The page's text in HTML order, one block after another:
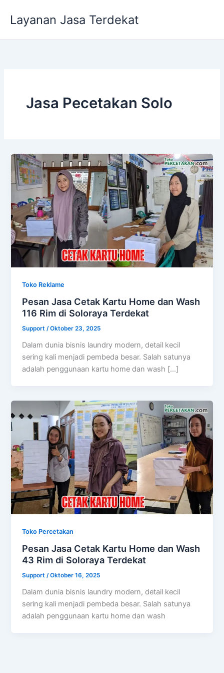
Layanan Jasa Terdekat
Jasa Pecetakan Solo
Toko Reklame
Pesan Jasa Cetak Kartu Home dan Wash
116 Rim di Soloraya Terdekat
Support/Oktober 23, 2025
Dalam dunia bisnis laundry modern, detail kecil
sering kali menjadi pembeda besar. Salah satunya
adalah penggunaan kartu home dan wash […]
Toko Percetakan
Pesan Jasa Cetak Kartu Home dan Wash
43 Rim di Soloraya Terdekat
Support/Oktober 16, 2025
Dalam dunia bisnis laundry modern, detail kecil
sering kali menjadi pembeda besar. Salah satunya
adalah penggunaan kartu home dan wash